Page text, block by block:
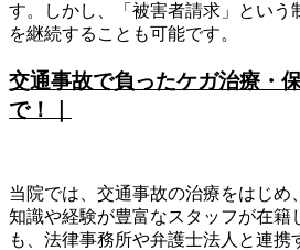
す。しかし、「被害者請求」という
を継続することも可能です。
交通事故で負ったケガ治療・
で！｜
当院では、交通事故の治療をはじめ
知識や経験が豊富なスタッフが在籍
も、法律事務所や弁護士法人と連携